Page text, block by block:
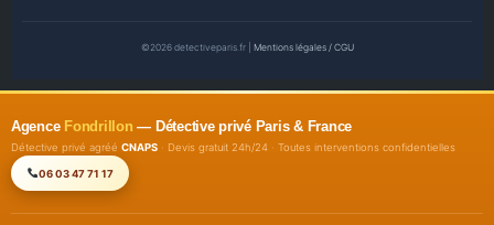
©2026 detectiveparis.fr | Mentions légales / CGU
Agence Fondrillon — Détective privé Paris & France
Détective privé agréé CNAPS · Devis gratuit 24h/24 · Toutes interventions confidentielles
06 03 47 71 17